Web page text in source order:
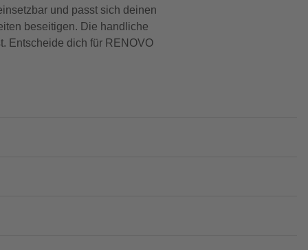
und passt sich deinen
beseitigen. Die handliche
Entscheide dich für RENOVO